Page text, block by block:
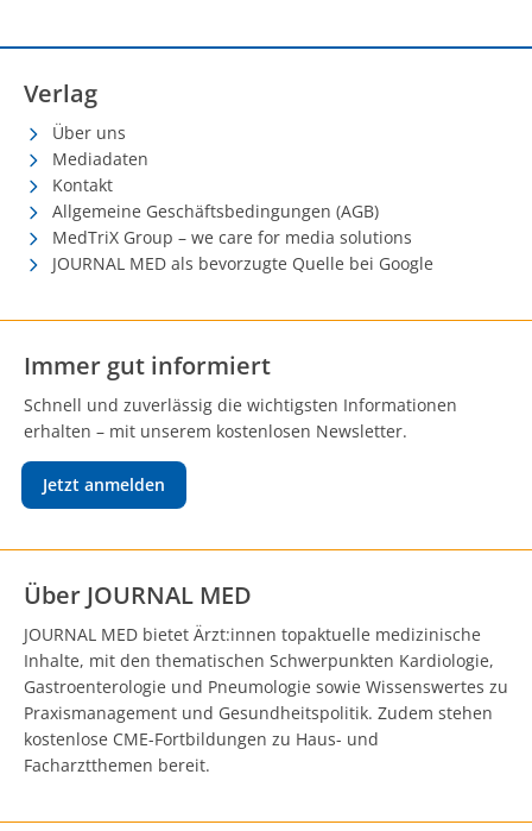
Verlag
Über uns
Mediadaten
Kontakt
Allgemeine Geschäftsbedingungen (AGB)
MedTriX Group – we care for media solutions
JOURNAL MED als bevorzugte Quelle bei Google
Immer gut informiert
Schnell und zuverlässig die wichtigsten Informationen
erhalten – mit unserem kostenlosen Newsletter.
Jetzt anmelden
Über JOURNAL MED
JOURNAL MED bietet Ärzt:innen topaktuelle medizinische
Inhalte, mit den thematischen Schwerpunkten Kardiologie,
Gastroenterologie und Pneumologie sowie Wissenswertes zu
Praxismanagement und Gesundheitspolitik. Zudem stehen
kostenlose CME-Fortbildungen zu Haus- und
Facharztthemen bereit.